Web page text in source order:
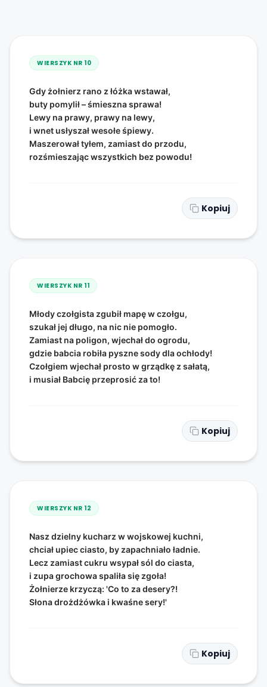
WIERSZYK NR 10
Gdy żołnierz rano z łóżka wstawał,
buty pomylił – śmieszna sprawa!
Lewy na prawy, prawy na lewy,
i wnet usłyszał wesołe śpiewy.
Maszerował tyłem, zamiast do przodu,
rozśmieszając wszystkich bez powodu!
Kopiuj
WIERSZYK NR 11
Młody czołgista zgubił mapę w czołgu,
szukał jej długo, na nic nie pomogło.
Zamiast na poligon, wjechał do ogrodu,
gdzie babcia robiła pyszne sody dla ochłody!
Czołgiem wjechał prosto w grządkę z sałatą,
i musiał Babcię przeprosić za to!
Kopiuj
WIERSZYK NR 12
Nasz dzielny kucharz w wojskowej kuchni,
chciał upiec ciasto, by zapachniało ładnie.
Lecz zamiast cukru wsypał sól do ciasta,
i zupa grochowa spaliła się zgoła!
Żołnierze krzyczą: 'Co to za desery?!
Słona drożdżówka i kwaśne sery!'
Kopiuj